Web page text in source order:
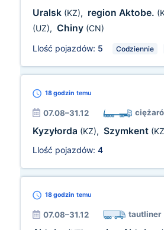
Uralsk (KZ), region Aktobe.
(UZ), Chiny (CN)
Llość pojazdów: 5 Codziennie
18 godzin temu
07.08–31.12
Kyzyłorda (KZ), Szymkent
Llość pojazdów: 4
18 godzin temu
07.08–31.12 tautliner